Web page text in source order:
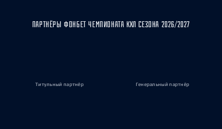
ПАРТНЁРЫ ФОНБЕТ ЧЕМПИОНАТА КХЛ СЕЗОНА 2026/2027
Титульный партнёр Генеральный партнёр